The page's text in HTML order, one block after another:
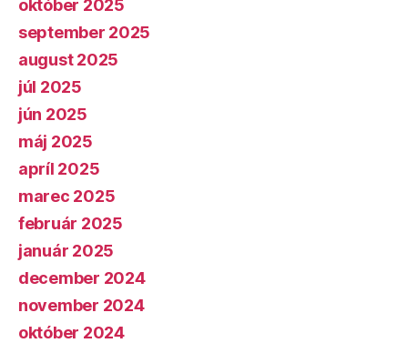
október 2025
september 2025
august 2025
júl 2025
jún 2025
máj 2025
apríl 2025
marec 2025
február 2025
január 2025
december 2024
november 2024
október 2024